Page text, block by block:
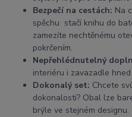
Bezpečí na cestách: Na
spěchu stačí knihu do
zamezíte nechtěnému
pokrčením.
Nepřehlédnutelný
interiéru i zavazadle
Dokonalý set: Chcete
dokonalosti? Obal lze
brýle ve stejném designu.